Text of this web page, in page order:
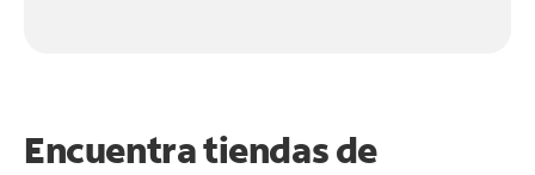
Encuentra tiendas de